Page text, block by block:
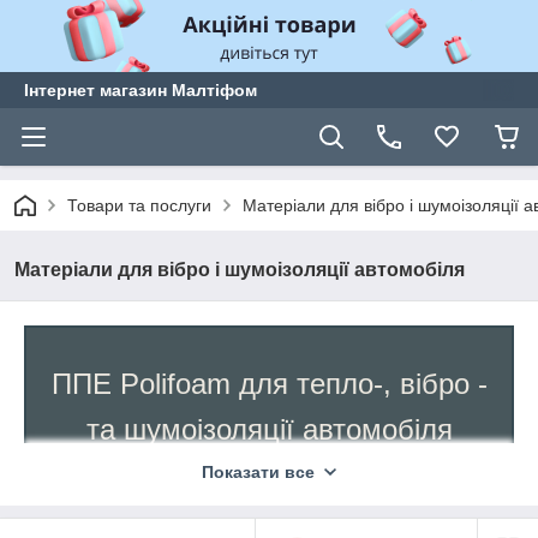
Інтернет магазин Малтіфом
Товари та послуги Матеріали для вібро і шумоізоляції
Матеріали для вібро і шумоізоляції автомобіля
ППЕ Polifoam для тепло-, вібро -
та шумоізоляції автомобіля
Проблема неідеальної заводської шумоізоляції
Показати все